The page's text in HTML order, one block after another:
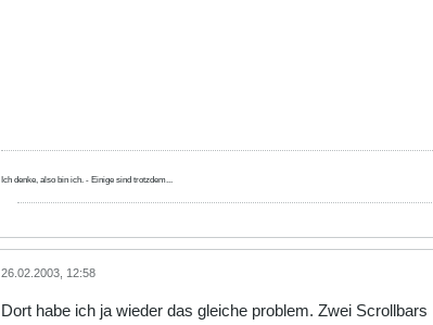
Ich denke, also bin ich. - Einige sind trotzdem...
26.02.2003, 12:58
Dort habe ich ja wieder das gleiche problem. Zwei Scrollbars